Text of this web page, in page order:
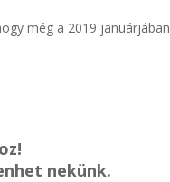
még a 2019 januárjában
nekünk.